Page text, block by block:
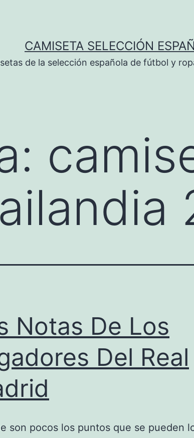
CAMISETA SELECCIÓN
de la selección española de fútbol y
Notas De Los
Del Real
son pocos los puntos que se pueden